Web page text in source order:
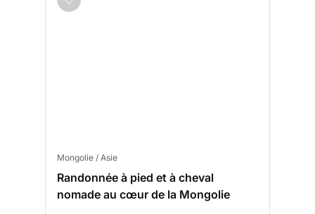
Mongolie / Asie
Randonnée à pied et à cheval
nomade au cœur de la Mongolie